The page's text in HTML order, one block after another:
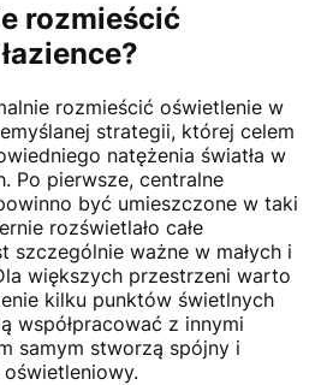
rozmieścić
rozmieścić oświetlenie w
strategii, której celem
natężenia światła w
Po pierwsze, centralne
być umieszczone w taki
rozświetlało całe
szczególnie ważne w małych i
większych przestrzeni warto
kilku punktów świetlnych
współpracować z innymi
samym stworzą spójny i